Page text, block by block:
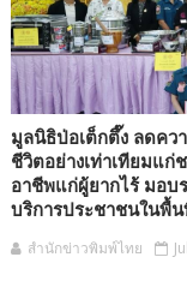
มูลนิธิป่อเต็กตึ๊ง ลดคว
ชีวิตอย่างเท่าเทียมแ
อาชีพแก่ผู้ยากไร้ มอบ
บริการประชาชนในพื้
สำนักข่าวพิมพ์ไทย